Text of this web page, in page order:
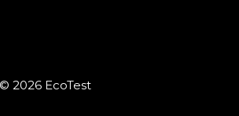
2026 EcoTest